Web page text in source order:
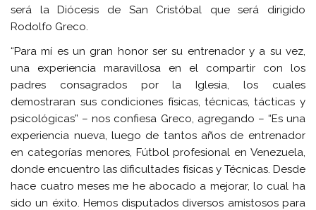
será la Diócesis de San Cristóbal que será dirigido
Rodolfo Greco.
“Para mí es un gran honor ser su entrenador y a su vez,
una experiencia maravillosa en el compartir con los
padres consagrados por la Iglesia, los cuales
demostraran sus condiciones físicas, técnicas, tácticas y
psicológicas” – nos confiesa Greco, agregando – “Es una
experiencia nueva, luego de tantos años de entrenador
en categorías menores, Fútbol profesional en Venezuela,
donde encuentro las dificultades físicas y Técnicas. Desde
hace cuatro meses me he abocado a mejorar, lo cual ha
sido un éxito. Hemos disputados diversos amistosos para